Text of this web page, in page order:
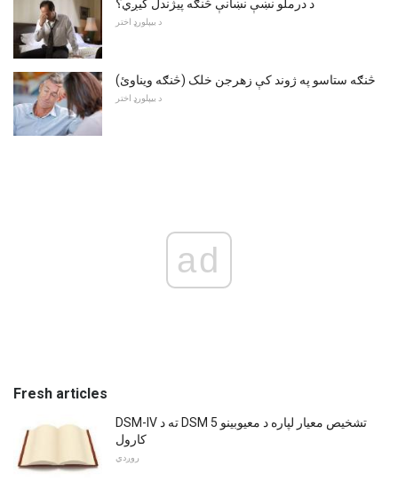
د درملو نښې نښانې څنګه پیژندل کیږي؟
د بیپلورډ اختر
څنګه ستاسو په ژوند کې زهرجن خلک (څنګه ویناوئ)
د بیپلورډ اختر
ad
Fresh articles
DSM-IV ته د DSM 5 تشخیص معیار لپاره د معیوبینو
کارول
روږدي